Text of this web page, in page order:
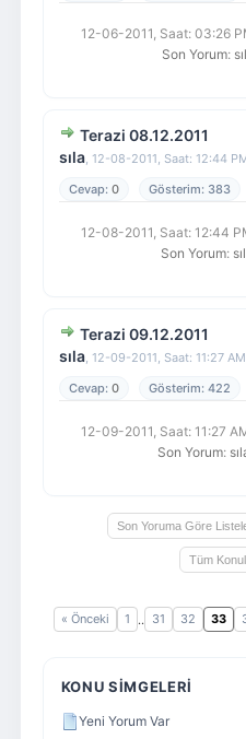
12-06-2011, Saat: 03:26
Son Yorum:
Terazi 08.12.2011
sıla, 12-08-2011, Saat: 12:44
0
383
12-08-2011, Saat: 12:44
Son Yorum:
Terazi 09.12.2011
sıla, 12-09-2011, Saat: 11:27 AM
0
422
12-09-2011, Saat: 11:27
Son Yorum:
« Önceki 1 .. 31 32 33
KONU SIMGELERI
Yeni Yorum Var